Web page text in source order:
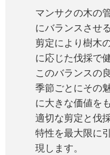
マンサクの木の
にバランスさせ
剪定により樹木
に応じた伐採で
このバランスの
季節ごとにその
に大きな価値を
適切な剪定と伐
特性を最大限に
現します。